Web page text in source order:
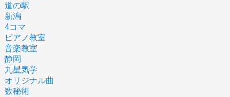
道の駅
新潟
4コマ
ピアノ教室
音楽教室
静岡
九星気学
オリジナル曲
数秘術